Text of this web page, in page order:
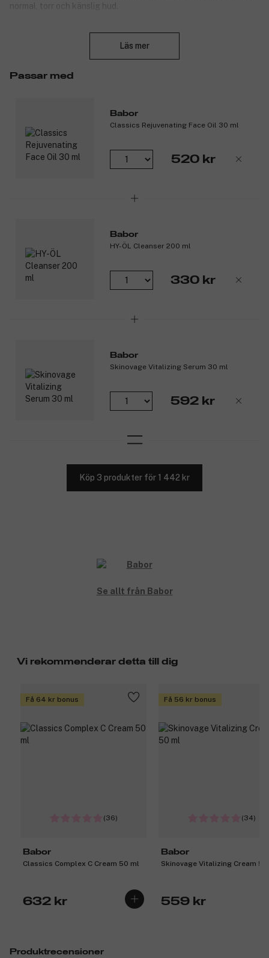
normal, torr och känslig hud.
Läs mer
Passar med
Babor
Classics Rejuvenating Face Oil 30 ml
520 kr
Babor
HY-ÖL Cleanser 200 ml
330 kr
Babor
Skinovage Vitalizing Serum 30 ml
592 kr
Köp 3 produkter för 1 442 kr
Se allt från Babor
Vi rekommenderar detta till dig
Få 64 kr bonus
(36)
Babor
Classics Complex C Cream 50 ml
632 kr
Få 56 kr bonus
(34)
Babor
Skinovage Vitalizing Cream
559 kr
Produktrecensioner